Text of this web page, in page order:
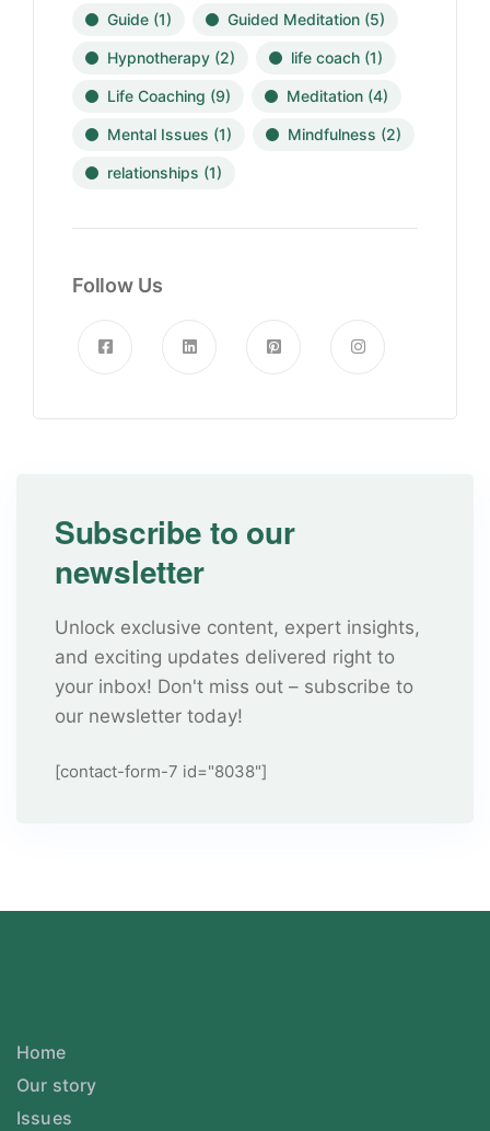
Guide (1) Guided Meditation (5)
Hypnotherapy (2) life coach (1)
Life Coaching (9) Meditation (4)
Mental Issues (1) Mindfulness (2)
relationships (1)
Follow Us
Subscribe to our
newsletter
Unlock exclusive content, expert insights,
and exciting updates delivered right to
your inbox! Don't miss out – subscribe to
our newsletter today!
[contact-form-7 id="8038"]
Home
Our story
Issues